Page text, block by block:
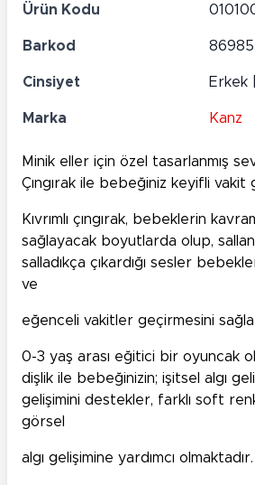
Ürün Kodu
Barkod
Cinsiyet Erkek
Marka Kanz
Minik eller için özel tasarlanmış
Çıngırak ile bebeğiniz keyifli vakit
Kıvrımlı çıngırak, bebeklerin
sağlayacak boyutlarda olup,
salladıkça çıkardığı sesler
ve
eğenceli vakitler geçirmesini
0-3 yaş arası eğitici bir oyuncak
dişlik ile bebeğinizin; işitsel algı
gelişimini destekler, farklı soft
görsel
algı gelişimine yardımcı olmaktadır.